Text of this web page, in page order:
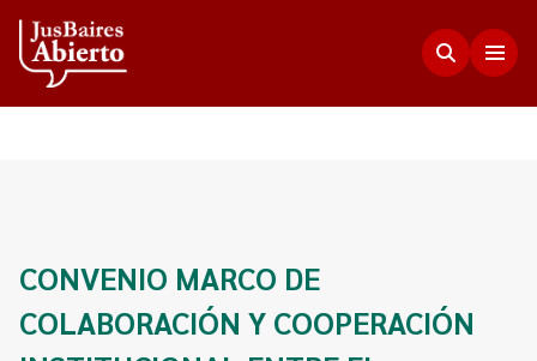
Funciones del Consejo de la Magistratura
Plenario de Consejeros
Innovación en la Justicia
Participación Ciudadana
CONVENIO MARCO DE
COLABORACIÓN Y COOPERACIÓN